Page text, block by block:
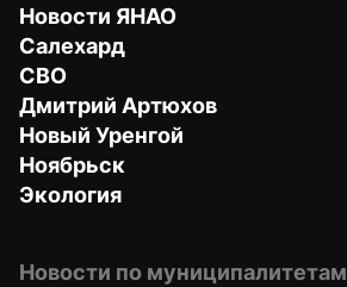
Новости ЯНАО
Салехард
СВО
Дмитрий Артюхов
Новый Уренгой
Ноябрьск
Экология
Новости по муниципалитетам